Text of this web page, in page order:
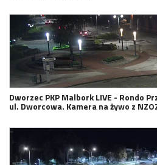
Dworzec PKP Malbork LIVE - Rondo
ul. Dworcowa. Kamera na żywo z